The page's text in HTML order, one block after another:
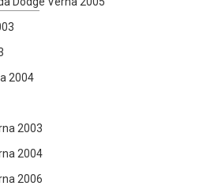
2004
2003
2004
2006